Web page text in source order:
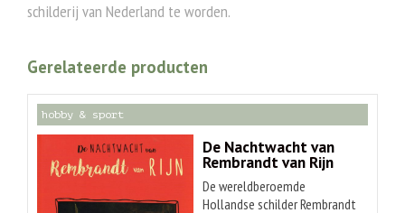
schilderij van Nederland te worden.
Gerelateerde producten
hobby & sport
De Nachtwacht van
Rembrandt van Rijn
De wereldberoemde
Hollandse schilder Rembrandt